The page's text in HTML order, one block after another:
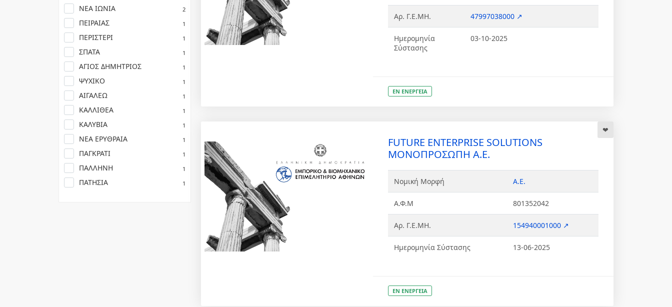
ΝΕΑ ΙΩΝΙΑ 2
ΠΕΙΡΑΙΑΣ 1
ΠΕΡΙΣΤΕΡΙ 1
ΣΠΑΤΑ 1
ΑΓΙΟΣ ΔΗΜΗΤΡΙΟΣ 1
ΨΥΧΙΚΟ 1
ΑΙΓΑΛΕΩ 1
ΚΑΛΛΙΘΕΑ 1
ΚΑΛΥΒΙΑ 1
ΝΕΑ ΕΡΥΘΡΑΙΑ 1
ΠΑΓΚΡΑΤΙ 1
ΠΑΛΛΗΝΗ 1
ΠΑΤΗΣΙΑ 1
Αρ. Γ.Ε.ΜΗ. 47997038000 ↗
Ημερομηνία
Σύστασης
03-10-2025
ΕΝ ΕΝΕΡΓΕΙΑ
FUTURE ENTERPRISE SOLUTIONS
ΜΟΝΟΠΡΟΣΩΠΗ Α.Ε.
Νομική Μορφή Α.Ε.
Α.Φ.Μ 801352042
Αρ. Γ.Ε.ΜΗ. 154940001000 ↗
Ημερομηνία Σύστασης 13-06-2025
ΕΝ ΕΝΕΡΓΕΙΑ